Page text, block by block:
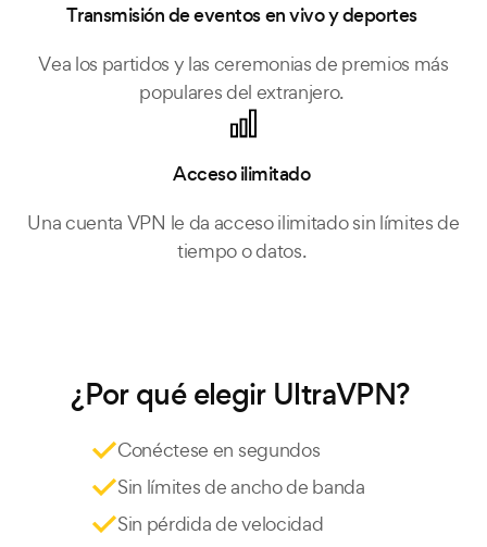
Transmisión de eventos en vivo y deportes
Vea los partidos y las ceremonias de premios más
populares del extranjero.
Acceso ilimitado
Una cuenta VPN le da acceso ilimitado sin límites de
tiempo o datos.
¿Por qué elegir UltraVPN?
Conéctese en segundos
Sin límites de ancho de banda
Sin pérdida de velocidad